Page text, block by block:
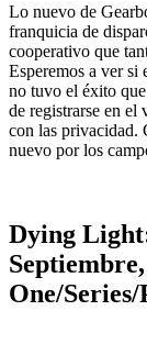
Lo nuevo de
franquicia de
cooperativo que
Esperemos a ver si
no tuvo el éxito que
de registrarse en el
con las privacidad.
nuevo por los
Dying
One/Series/